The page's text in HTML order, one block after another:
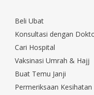
Beli Ubat
Konsultasi dengan
Cari Hospital
Vaksinasi Umrah & Hajj
Buat Temu Janji
Permeriksaan Kesihatan